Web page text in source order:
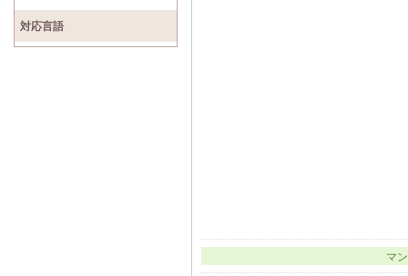
マ
対応言語